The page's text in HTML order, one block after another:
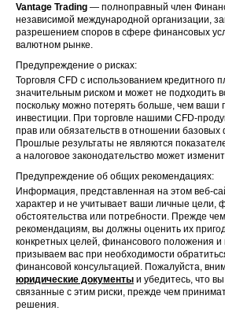
Vantage Trading — полноправный член
независимой международной организации,
разрешением споров в сфере финансовых
валютном рынке.
Предупреждение о рисках:
Торговля CFD с использованием кредитного
значительным риском и может не подходить
поскольку можно потерять больше, чем ваши
инвестиции. При торговле нашими CFD-
прав или обязательств в отношении базовых
Прошлые результаты не являются
а налоговое законодательство может
Предупреждение об общих рекомендациях:
Информация, представленная на этом веб-
характер и не учитывает ваши личные цели,
обстоятельства или потребности. Прежде
рекомендациям, вы должны оценить их
конкретных целей, финансового положения
призываем вас при необходимости
финансовой консультацией. Пожалуйста,
юридические документы и убедитесь, что
связанные с этим риски, прежде чем
решения.